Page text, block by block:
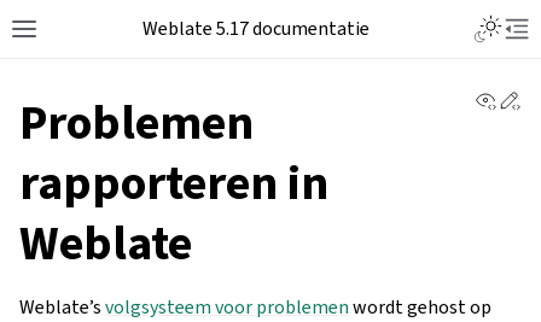
Weblate 5.17 documentatie
Problemen
rapporteren in
Weblate
Weblate’svolgsysteem voor problemenwordt gehost op